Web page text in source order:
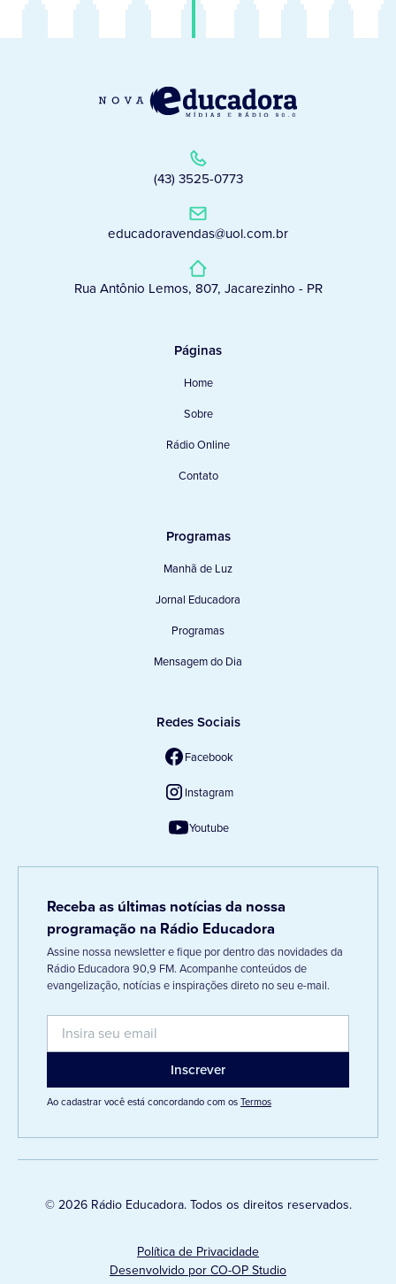
(43) 3525-0773
educadoravendas@uol.com.br
Rua Antônio Lemos, 807, Jacarezinho - PR
Páginas
Home
Sobre
Rádio Online
Contato
Programas
Manhã de Luz
Jornal Educadora
Programas
Mensagem do Dia
Redes Sociais
Facebook
Instagram
Youtube
Receba as últimas notícias da nossa
programação na Rádio Educadora
Assine nossa newsletter e fique por dentro das novidades da
Rádio Educadora 90,9 FM. Acompanhe conteúdos de
evangelização, notícias e inspirações direto no seu e-mail.
Ao cadastrar você está concordando com osTermos
© 2026 Rádio Educadora. Todos os direitos reservados.
Política de Privacidade
Desenvolvido por CO-OP Studio